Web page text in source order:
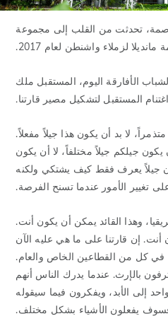
تحدثت من القلب إلى مجموعة
الأفارقة اليوم، المستقبل ملك
المستقبل لتشكيل مصير قارتنا.
لا بد أن يكون هذا جيلاً مفعلاً.
جيلكم جيلاً مختلفاً، لا أن يكون
جيلاً يعرف فقط كيف يشتكي ولكنه
تغيير الأمور عندما تسنح الفرصة.
وهذا القائد يمكن أن يكون أنت.
أنت. إن قارتنا على ما هي عليه الآن
في كل من القطاعين الخاص والعام.
بالإرث. عندما يدرك الناس أنهم
إلى الأبد، ويفكرون فيما سيقوله
فسوف يفعلون الأشياء بشكل مختلف.